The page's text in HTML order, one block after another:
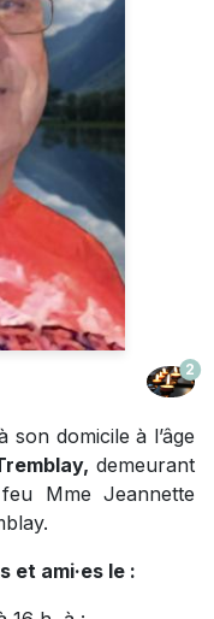
2
son domicile à l’âge
demeurant
Mme Jeannette
et ami·es le :